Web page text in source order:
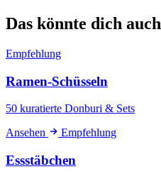
Das könnte dich
Empfehlung
Ramen-Schüsseln
50 kuratierte Donburi & Sets
Ansehen
Empfehlung
Essstäbchen